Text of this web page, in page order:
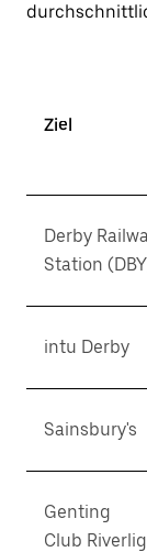
Ziel
Derby
Station
intu Derby
Sainsbury's
Genting
Club